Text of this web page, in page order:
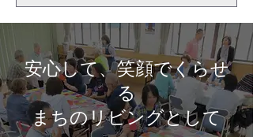
安心して、笑顔でくらせ
る
まちのリビングとして